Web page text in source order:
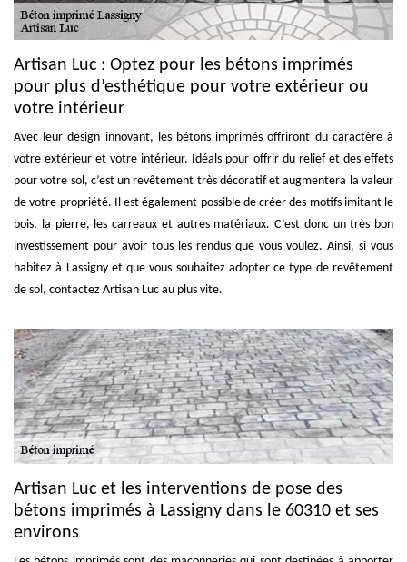
Artisan Luc : Optez pour les bétons imprimés
pour plus d’esthétique pour votre extérieur ou
votre intérieur
Avec leur design innovant, les bétons imprimés offriront du caractère à
votre extérieur et votre intérieur. Idéals pour offrir du relief et des effets
pour votre sol, c’est un revêtement très décoratif et augmentera la valeur
de votre propriété. Il est également possible de créer des motifs imitant le
bois, la pierre, les carreaux et autres matériaux. C’est donc un très bon
investissement pour avoir tous les rendus que vous voulez. Ainsi, si vous
habitez à Lassigny et que vous souhaitez adopter ce type de revêtement
de sol, contactez Artisan Luc au plus vite.
Artisan Luc et les interventions de pose des
bétons imprimés à Lassigny dans le 60310 et ses
environs